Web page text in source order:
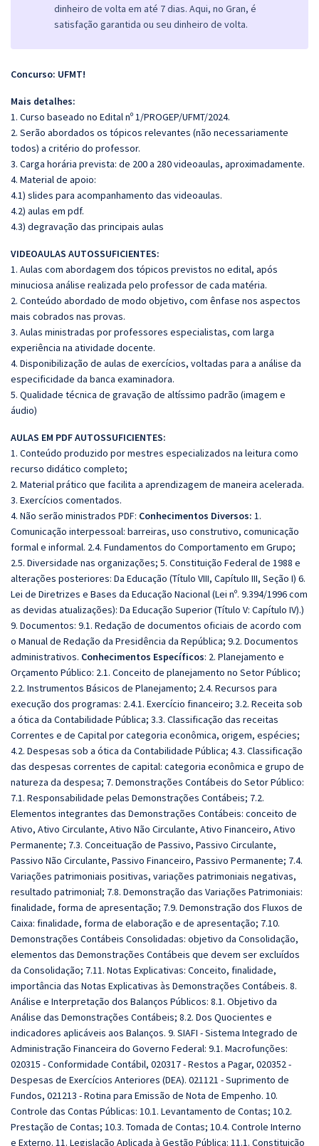
dinheiro de volta em até 7 dias. Aqui, no Gran, é
satisfação garantida ou seu dinheiro de volta.
Concurso: UFMT!
Mais detalhes:
1. Curso baseado no Edital nº 1/PROGEP/UFMT/2024.
2. Serão abordados os tópicos relevantes (não necessariamente
todos) a critério do professor.
3. Carga horária prevista: de 200 a 280 videoaulas, aproximadamente.
4. Material de apoio:
4.1) slides para acompanhamento das videoaulas.
4.2) aulas em pdf.
4.3) degravação das principais aulas
VIDEOAULAS AUTOSSUFICIENTES:
1. Aulas com abordagem dos tópicos previstos no edital, após
minuciosa análise realizada pelo professor de cada matéria.
2. Conteúdo abordado de modo objetivo, com ênfase nos aspectos
mais cobrados nas provas.
3. Aulas ministradas por professores especialistas, com larga
experiência na atividade docente.
4. Disponibilização de aulas de exercícios, voltadas para a análise da
especificidade da banca examinadora.
5. Qualidade técnica de gravação de altíssimo padrão (imagem e
áudio)
AULAS EM PDF AUTOSSUFICIENTES:
1. Conteúdo produzido por mestres especializados na leitura como
recurso didático completo;
2. Material prático que facilita a aprendizagem de maneira acelerada.
3. Exercícios comentados.
4. Não serão ministrados PDF: Conhecimentos Diversos: 1.
Comunicação interpessoal: barreiras, uso construtivo, comunicação
formal e informal. 2.4. Fundamentos do Comportamento em Grupo;
2.5. Diversidade nas organizações; 5. Constituição Federal de 1988 e
alterações posteriores: Da Educação (Título VIII, Capítulo III, Seção I) 6.
Lei de Diretrizes e Bases da Educação Nacional (Lei nº. 9.394/1996 com
as devidas atualizações): Da Educação Superior (Título V: Capítulo IV).)
9. Documentos: 9.1. Redação de documentos oficiais de acordo com
o Manual de Redação da Presidência da República; 9.2. Documentos
administrativos. Conhecimentos Específicos: 2. Planejamento e
Orçamento Público: 2.1. Conceito de planejamento no Setor Público;
2.2. Instrumentos Básicos de Planejamento; 2.4. Recursos para
execução dos programas: 2.4.1. Exercício financeiro; 3.2. Receita sob
a ótica da Contabilidade Pública; 3.3. Classificação das receitas
Correntes e de Capital por categoria econômica, origem, espécies;
4.2. Despesas sob a ótica da Contabilidade Pública; 4.3. Classificação
das despesas correntes de capital: categoria econômica e grupo de
natureza da despesa; 7. Demonstrações Contábeis do Setor Público:
7.1. Responsabilidade pelas Demonstrações Contábeis; 7.2.
Elementos integrantes das Demonstrações Contábeis: conceito de
Ativo, Ativo Circulante, Ativo Não Circulante, Ativo Financeiro, Ativo
Permanente; 7.3. Conceituação de Passivo, Passivo Circulante,
Passivo Não Circulante, Passivo Financeiro, Passivo Permanente; 7.4.
Variações patrimoniais positivas, variações patrimoniais negativas,
resultado patrimonial; 7.8. Demonstração das Variações Patrimoniais:
finalidade, forma de apresentação; 7.9. Demonstração dos Fluxos de
Caixa: finalidade, forma de elaboração e de apresentação; 7.10.
Demonstrações Contábeis Consolidadas: objetivo da Consolidação,
elementos das Demonstrações Contábeis que devem ser excluídos
da Consolidação; 7.11. Notas Explicativas: Conceito, finalidade,
importância das Notas Explicativas às Demonstrações Contábeis. 8.
Análise e Interpretação dos Balanços Públicos: 8.1. Objetivo da
Análise das Demonstrações Contábeis; 8.2. Dos Quocientes e
indicadores aplicáveis aos Balanços. 9. SIAFI - Sistema Integrado de
Administração Financeira do Governo Federal: 9.1. Macrofunções:
020315 - Conformidade Contábil, 020317 - Restos a Pagar, 020352 -
Despesas de Exercícios Anteriores (DEA). 021121 - Suprimento de
Fundos, 021213 - Rotina para Emissão de Nota de Empenho. 10.
Controle das Contas Públicas: 10.1. Levantamento de Contas; 10.2.
Prestação de Contas; 10.3. Tomada de Contas; 10.4. Controle Interno
e Externo. 11. Legislação Aplicada à Gestão Pública: 11.1. Constituição